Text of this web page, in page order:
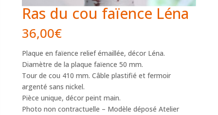
Ras du cou faïence Léna
36,00€
Plaque en faïence relief émaillée, décor Léna.
Diamètre de la plaque faïence 50 mm.
Tour de cou 410 mm. Câble plastifié et fermoir
argenté sans nickel.
Pièce unique, décor peint main.
Photo non contractuelle – Modèle déposé Atelier